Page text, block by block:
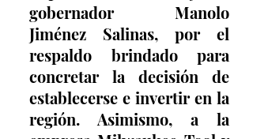
gobernador Manolo
Jiménez Salinas, por el
respaldo brindado para
concretar la decisión de
establecerse e invertir en la
región. Asimismo, a la